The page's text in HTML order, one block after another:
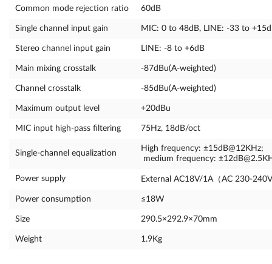
Common mode rejection ratio 60dB
Single channel input gain MIC: 0 to 48dB, LINE: -33 to
Stereo channel input gain LINE: -8 to +6dB
Main mixing crosstalk -87dBu(A-weighted)
Channel crosstalk -85dBu(A-weighted)
Maximum output level +20dBu
MIC input high-pass filtering 75Hz, 18dB/oct
Single-channel equalization
High frequency: ±15dB@12KHz;
medium frequency:
Power supply External AC18V/1A（AC 230-
Power consumption ≤18W
Size 290.5×292.9×70mm
Weight 1.9Kg